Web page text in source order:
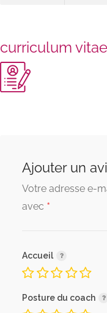
curriculum
Ajouter un
Votre adresse e-
avec *
Accueil
Posture du coach